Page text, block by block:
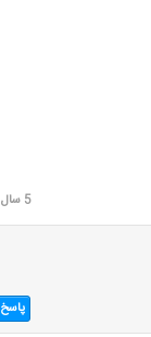
5 سال قبل
پاسخ